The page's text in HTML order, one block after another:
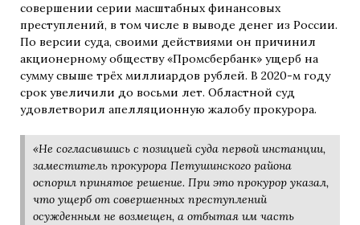
совершении серии масштабных финансовых
преступлений, в том числе в выводе денег из России.
По версии суда, своими действиями он причинил
акционерному обществу «Промсбербанк» ущерб на
сумму свыше трёх миллиардов рублей. В 2020-м году
срок увеличили до восьми лет. Областной суд
удовлетворил апелляционную жалобу прокурора.
«Не согласившись с позицией суда первой инстанции,
заместитель прокурора Петушинского района
оспорил принятое решение. При это прокурор указал,
что ущерб от совершенных преступлений
осужденным не возмещен, а отбытая им часть